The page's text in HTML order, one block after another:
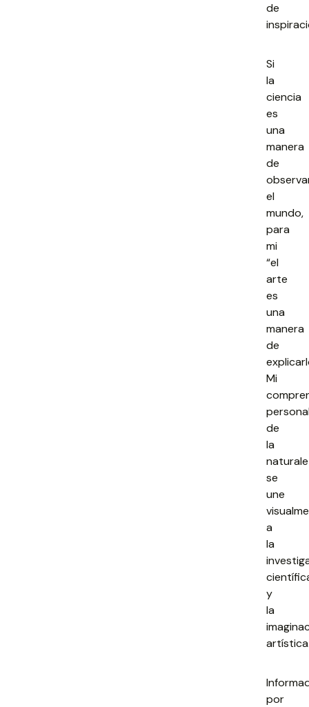
de
Si
la
ciencia
es
una
manera
de
el
mundo,
para
mi
“el
arte
es
una
manera
de
Mi
de
la
se
une
a
la
y
la
por